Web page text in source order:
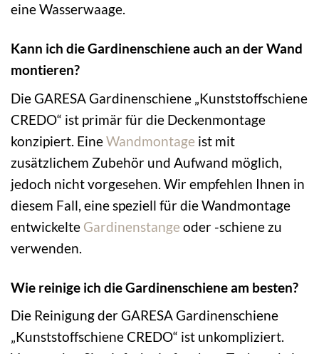
eine Wasserwaage.
Kann ich die Gardinenschiene auch an der Wand
montieren?
Die GARESA Gardinenschiene „Kunststoffschiene
CREDO“ ist primär für die Deckenmontage
konzipiert. EineWandmontage ist mit
zusätzlichem Zubehör und Aufwand möglich,
jedoch nicht vorgesehen. Wir empfehlen Ihnen in
diesem Fall, eine speziell für die Wandmontage
entwickelte Gardinenstange oder -schiene zu
verwenden.
Wie reinige ich die Gardinenschiene am besten?
Die Reinigung der GARESA Gardinenschiene
„Kunststoffschiene CREDO“ ist unkompliziert.